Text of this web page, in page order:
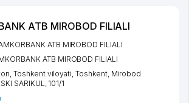
ATB MIROBOD FILIALI
ATB MIROBOD FILIALI
ATB MIROBOD FILIALI
Toshkent viloyati ,Toshkent, Mirobod
SARIKUL
, 101/1